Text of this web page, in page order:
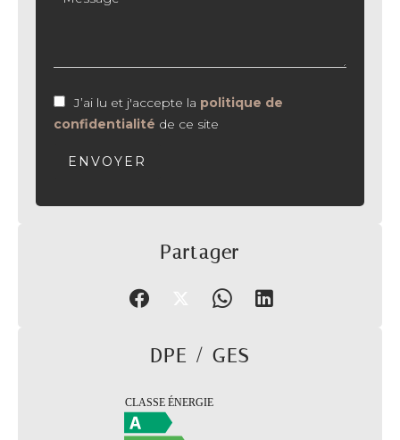
J’ai lu et j'accepte la politique de
confidentialité de ce site
ENVOYER
Partager
DPE / GES